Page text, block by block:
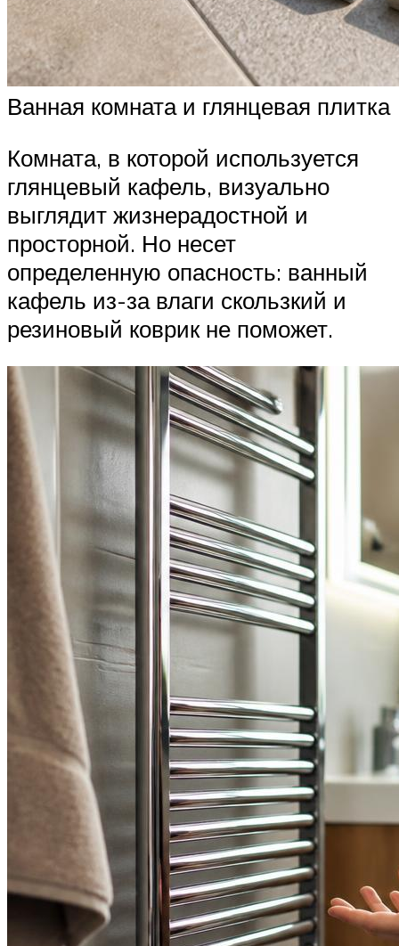
Ванная комната и глянцевая плитка
Комната, в которой используется
глянцевый кафель, визуально
выглядит жизнерадостной и
просторной. Но несет
определенную опасность: ванный
кафель из-за влаги скользкий и
резиновый коврик не поможет.